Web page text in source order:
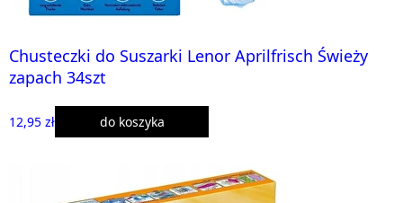
Chusteczki do Suszarki Lenor Aprilfrisch Świeży
zapach 34szt
12,95 zł do koszyka